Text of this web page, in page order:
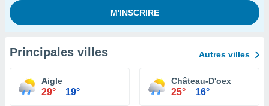
Principales villes Autres villes
Aigle
29° 19°
Château-D'oex
25° 16°